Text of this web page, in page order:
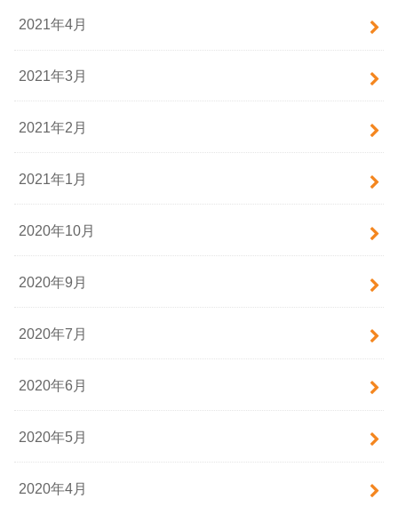
2021年4月
2021年3月
2021年2月
2021年1月
2020年10月
2020年9月
2020年7月
2020年6月
2020年5月
2020年4月